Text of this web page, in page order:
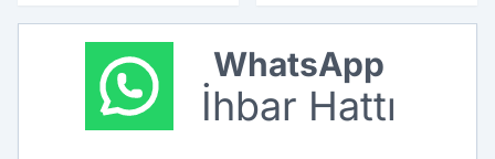
Ödeneceği Tarih
Netleşti
ziyaret
WhatsApp
İhbar Hattı